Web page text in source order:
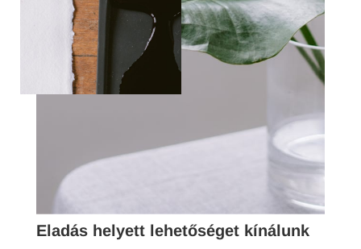
Eladás helyett lehetőséget kínálunk